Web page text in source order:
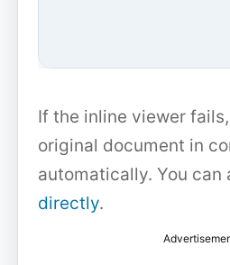
If the inline viewer
original document in
automatically. You can
directly.